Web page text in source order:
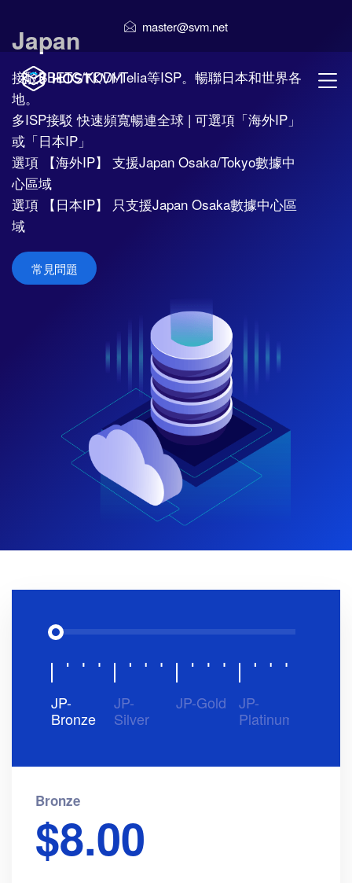
master@svm.net
Japan
接駁BBETC/KDDI/Telia等ISP。暢聯日本和世界各
地。
多ISP接駁 快速頻寬暢連全球 | 可選項「海外IP」
或「日本IP」
選項 【海外IP】 支援Japan Osaka/Tokyo數據中
心區域
選項 【日本IP】 只支援Japan Osaka數據中心區
域
常見問題
JP-
Bronze
JP-
Silver
JP-Gold
JP-
Platinum
Bronze
$8.00